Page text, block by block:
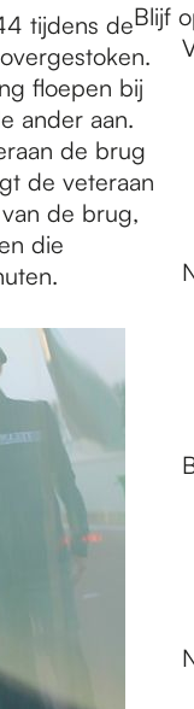
Blijf
tijdens de
floepen bij
ander aan.
de brug
de veteraan
de brug,
die